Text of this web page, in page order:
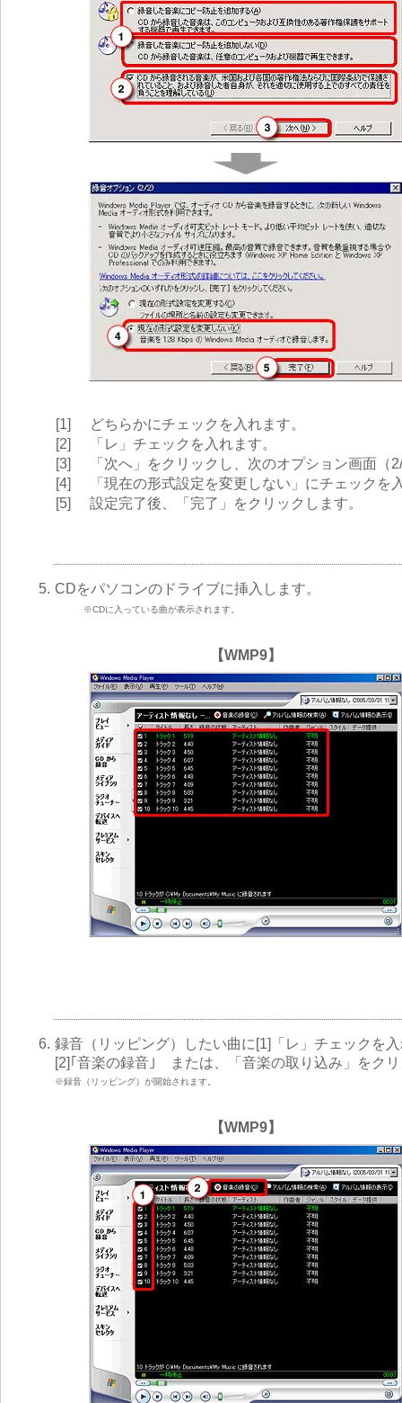
[1]
どちらかにチェックを入れます。
[2]
「レ」チェックを入れます。
[3]
「次へ」をクリックし、次のオプション画面（
[4]
「現在の形式設定を変更しない」にチェックを
[5]
設定完了後、「完了」をクリックします。
5. CDをパソコンのドライブに挿入します。
※CDに入っている曲が表示されます。
【WMP9】
6. 録音（リッピング）したい曲に[1]「レ」チェックを
[2]｢音楽の録音｣ または、「音楽の取り込み」をク
※録音（リッピング）が開始されます。
【WMP9】